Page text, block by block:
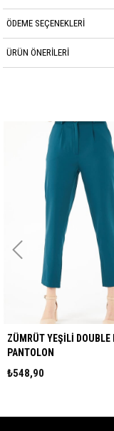
ÖDEME SEÇENEKLERI
ÜRÜN ÖNERILERI
ZÜMRÜT YEŞİLİ DOUBLE DAR PAÇA
PANTOLON
₺548,90